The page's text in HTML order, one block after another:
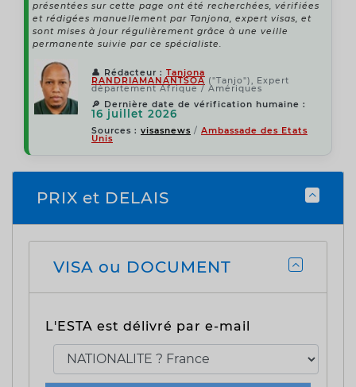
présentées sur cette page ont été recherchées, vérifiées
et rédigées manuellement par Tanjona, expert visas, et
sont mises à jour régulièrement grâce à une veille
permanente suivie par ce spécialiste.
👤 Rédacteur : Tanjona
RANDRIAMANANTSOA ("Tanjo"), Expert
département Afrique / Amériques
🔎 Dernière date de vérification humaine :
16 juillet 2026
Sources : visasnews / Ambassade des Etats
Unis
PRIX et DELAIS
VISA ou DOCUMENT
L'ESTA est délivré par e-mail